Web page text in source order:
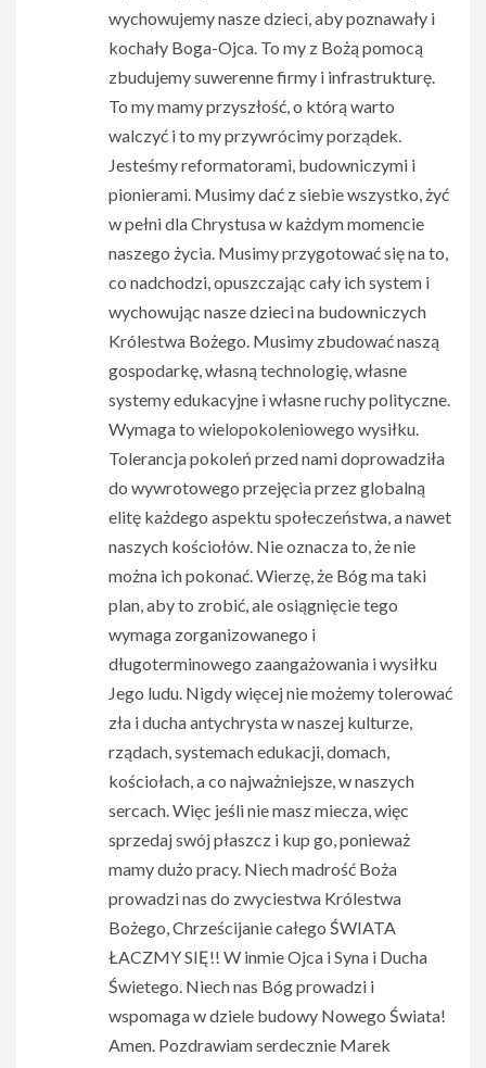
wychowujemy nasze dzieci, aby poznawały i
kochały Boga-Ojca. To my z Bożą pomocą
zbudujemy suwerenne firmy i infrastrukturę.
To my mamy przyszłość, o którą warto
walczyć i to my przywrócimy porządek.
Jesteśmy reformatorami, budowniczymi i
pionierami. Musimy dać z siebie wszystko, żyć
w pełni dla Chrystusa w każdym momencie
naszego życia. Musimy przygotować się na to,
co nadchodzi, opuszczając cały ich system i
wychowując nasze dzieci na budowniczych
Królestwa Bożego. Musimy zbudować naszą
gospodarkę, własną technologię, własne
systemy edukacyjne i własne ruchy polityczne.
Wymaga to wielopokoleniowego wysiłku.
Tolerancja pokoleń przed nami doprowadziła
do wywrotowego przejęcia przez globalną
elitę każdego aspektu społeczeństwa, a nawet
naszych kościołów. Nie oznacza to, że nie
można ich pokonać. Wierzę, że Bóg ma taki
plan, aby to zrobić, ale osiągnięcie tego
wymaga zorganizowanego i
długoterminowego zaangażowania i wysiłku
Jego ludu. Nigdy więcej nie możemy tolerować
zła i ducha antychrysta w naszej kulturze,
rządach, systemach edukacji, domach,
kościołach, a co najważniejsze, w naszych
sercach. Więc jeśli nie masz miecza, więc
sprzedaj swój płaszcz i kup go, ponieważ
mamy dużo pracy. Niech madrość Boża
prowadzi nas do zwyciestwa Królestwa
Bożego, Chrześcijanie całego ŚWIATA
ŁACZMY SIĘ!! W inmie Ojca i Syna i Ducha
Świetego. Niech nas Bóg prowadzi i
wspomaga w dziele budowy Nowego Świata!
Amen. Pozdrawiam serdecznie Marek